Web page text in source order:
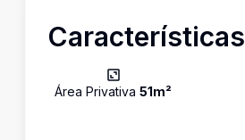
Características
Área Privativa 51m²